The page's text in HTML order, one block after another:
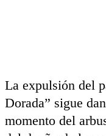
La expulsión del
Dorada” sigue
momento del